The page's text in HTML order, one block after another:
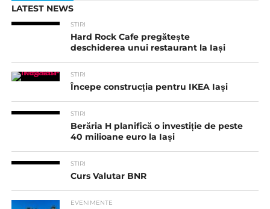
LATEST NEWS
STIRI
Hard Rock Cafe pregătește
deschiderea unui restaurant la Iași
STIRI
Începe construcția pentru IKEA Iași
STIRI
Berăria H planifică o investiție de peste
40 milioane euro la Iași
STIRI
Curs Valutar BNR
EVENIMENTE